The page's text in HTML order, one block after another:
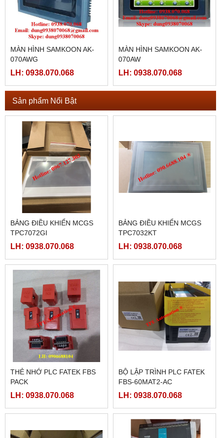
MÀN HÌNH SAMKOON AK-
070AWG
LH: 0938.070.068
MÀN HÌNH SAMKOON AK-
070AW
LH: 0938.070.068
Sản phẩm Nổi Bật
BẢNG ĐIỀU KHIỂN MCGS
TPC7072GI
LH: 0938.070.068
BẢNG ĐIỀU KHIỂN MCGS
TPC7032KT
LH: 0938.070.068
THẺ NHỚ PLC FATEK FBS
PACK
LH: 0938.070.068
BỘ LẬP TRÌNH PLC FATEK
FBS-60MAT2-AC
LH: 0938.070.068